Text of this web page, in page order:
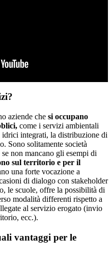
aziende che si occupano
ci, come i servizi ambientali
integrati, la distribuzione di
Sono solitamente società
non mancano gli esempi di
sul territorio e per il
una forte vocazione a
di dialogo con stakeholder
le scuole, offre la possibilità di
modalità differenti rispetto a
al servizio erogato (invio
ecc.).
vantaggi per le